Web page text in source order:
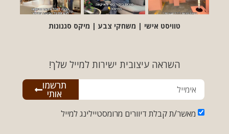
השראה עיצובית ישירות למייל שלך!
מאשר/ת קבלת דיוורים מרומסטיילינג למייל
תרשמו
אותי
טוויסט אישי | משחקי צבע | מיקס סגנונות